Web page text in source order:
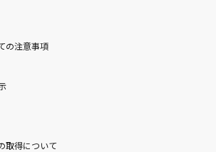
の注意事項
取得について